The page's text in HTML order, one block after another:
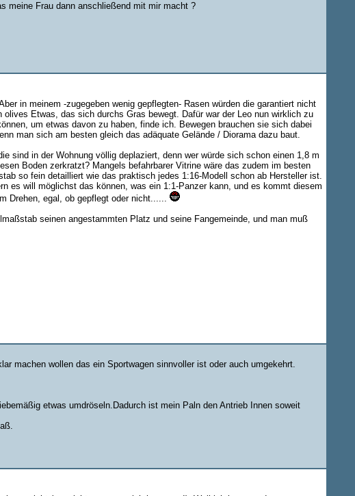
meine Frau dann anschließend mit mir macht ?
in meinem -zugegeben wenig gepflegten- Rasen würden die garantiert nicht
Etwas, das sich durchs Gras bewegt. Dafür war der Leo nun wirklich zu
um etwas davon zu haben, finde ich. Bewegen brauchen sie sich dabei
man sich am besten gleich das adäquate Gelände / Diorama dazu baut.
sind in der Wohnung völlig deplaziert, denn wer würde sich schon einen 1,8 m
Boden zerkratzt? Mangels befahrbarer Vitrine wäre das zudem im besten
so fein detailliert wie das praktisch jedes 1:16-Modell schon ab Hersteller ist.
es will möglichst das können, was ein 1:1-Panzer kann, und es kommt diesem
Drehen, egal, ob gepflegt oder nicht......
seinen angestammten Platz und seine Fangemeinde, und man muß
machen wollen das ein Sportwagen sinnvoller ist oder auch umgekehrt.
etwas umdröseln.Dadurch ist mein Paln den Antrieb Innen soweit